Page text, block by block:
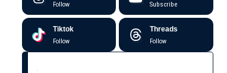
Follow Subscribe
Tiktok
Follow
Threads
Follow